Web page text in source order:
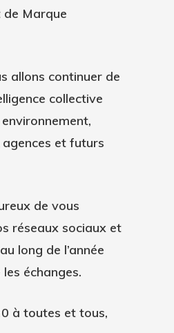
de Marque
allons continuer de
collective
et futurs
de vous
réseaux sociaux et
long de l’année
échanges.
à toutes et tous,